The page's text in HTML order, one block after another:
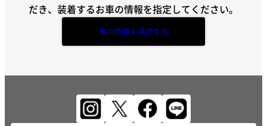
だき、装着するお車の情報を指定してください。
車の情報を選択する